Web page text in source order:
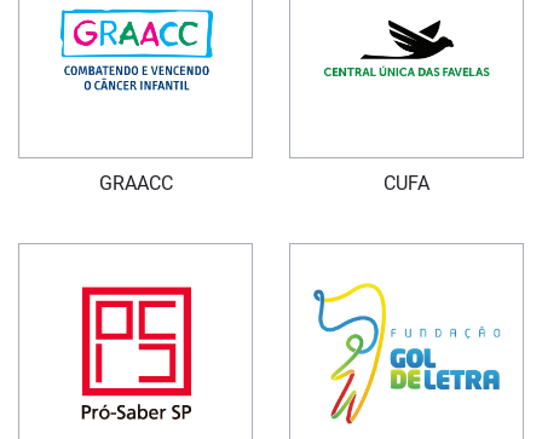
GRAACC CUFA